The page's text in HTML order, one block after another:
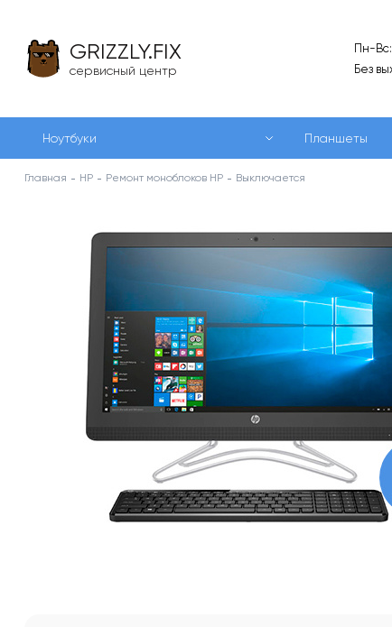
GRIZZLY.FIX
сервисный центр
Пн-
Без
Ноутбуки Планшеты
Главная HP Ремонт моноблоков HP Выключается